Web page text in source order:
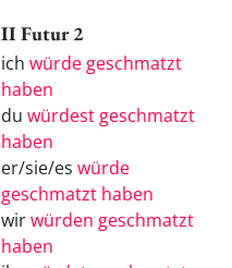
II Futur 2
ich würde geschmatzt
haben
du würdest geschmatzt
haben
er/sie/es würde
geschmatzt haben
wirwürden geschmatzt
haben